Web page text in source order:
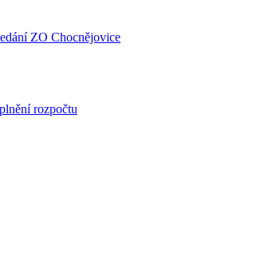
ZO Chocnějovice
rozpočtu